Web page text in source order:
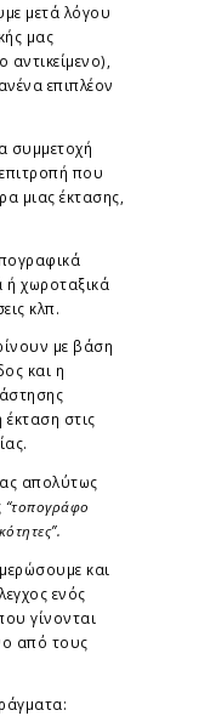
μετά λόγου
μας
αντικείμενο),
επιπλέον
συμμετοχή
που
μιας έκτασης,
ή χωροταξικά
κλπ.
με βάση
και η
έκταση στις
απολύτως
“τοπογράφο
και
ενός
γίνονται
από τους